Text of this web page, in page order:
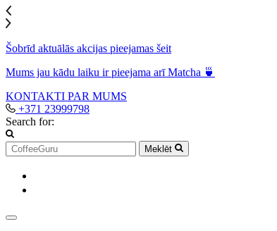
Šobrīd aktuālās akcijas pieejamas šeit
Mums jau kādu laiku ir pieejama arī Matcha 🍵
KONTAKTI PAR MUMS
+371 23999798
Search for:
Meklēt